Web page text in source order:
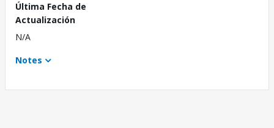
Última Fecha de
Actualización
N/A
Notes